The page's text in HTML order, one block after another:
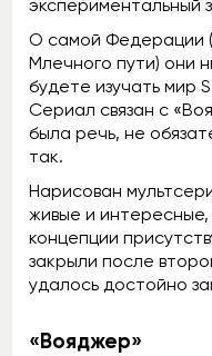
экспериментальный
О самой Федерации
Млечного пути) они
будете изучать мир
Сериал связан с
была речь, не
так.
Нарисован
живые и
концепции
закрыли после
удалось достойно
«Вояджер»